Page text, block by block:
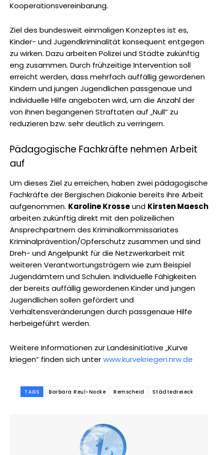
Kooperationsvereinbarung.
Ziel des bundesweit einmaligen Konzeptes ist es,
Kinder- und Jugendkriminalität konsequent entgegen
zu wirken. Dazu arbeiten Polizei und Städte zukünftig
eng zusammen. Durch frühzeitige Intervention soll
erreicht werden, dass mehrfach auffällig gewordenen
Kindern und jungen Jugendlichen passgenaue und
individuelle Hilfe angeboten wird, um die Anzahl der
von ihnen begangenen Straftaten auf „Null“ zu
reduzieren bzw. sehr deutlich zu verringern.
Pädagogische Fachkräfte nehmen Arbeit
auf
Um dieses Ziel zu erreichen, haben zwei pädagogische
Fachkräfte der Bergischen Diakonie bereits ihre Arbeit
aufgenommen. Karoline Krosseund Kirsten Maesch
arbeiten zukünftig direkt mit den polizeilichen
Ansprechpartnern des Kriminalkommissariates
Kriminalprävention/Opferschutz zusammen und sind
Dreh- und Angelpunkt für die Netzwerkarbeit mit
weiteren Verantwortungsträgern wie zum Beispiel
Jugendämtern und Schulen. Individuelle Fähigkeiten
der bereits auffällig gewordenen Kinder und jungen
Jugendlichen sollen gefördert und
Verhaltensveränderungen durch passgenaue Hilfe
herbeigeführt werden.
Weitere Informationen zur Landesinitiative „Kurve
kriegen“ finden sich unterwww.kurvekriegen.nrw.de
TAGS Barbara Reul-Nocke Remscheid Städtedreieck